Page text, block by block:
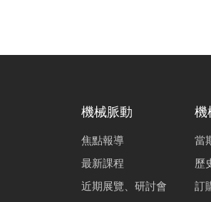
機械脈動
焦點報導
最新課程
近期展覽、研討會
機
當
歷
訂